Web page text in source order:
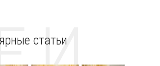
статьи